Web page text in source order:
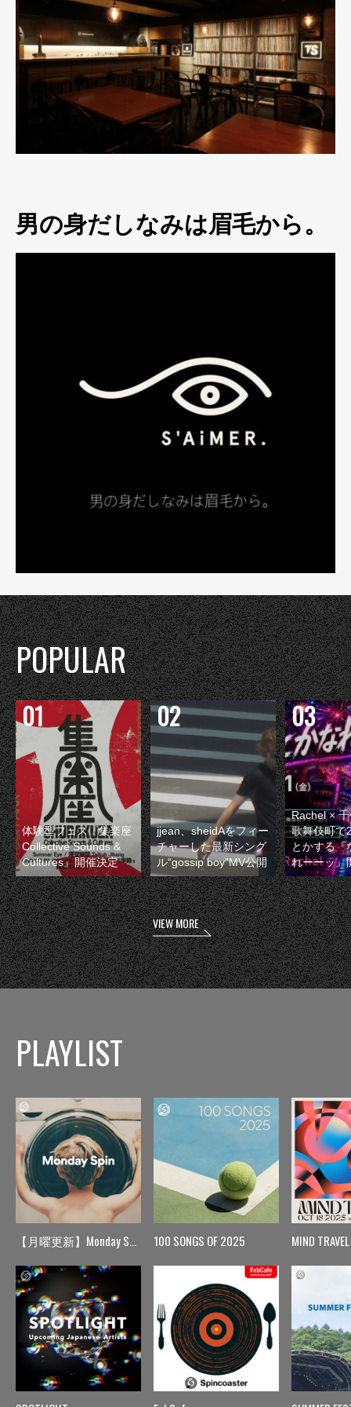
男の身だしなみは眉毛から。
POPULAR
体験型フェス『集楽座
Collective Sounds &
Cultures』開催決定
jjean、sheidAをフィー
チャーした最新シング
ル“gossip boy”MV公開
Rachel ×
歌舞伎町で
とかする『
れーーッ』
VIEW MORE
PLAYLIST
【月曜更新】Monday Spin 100 SONGS OF 2025 MIND TRAVEL